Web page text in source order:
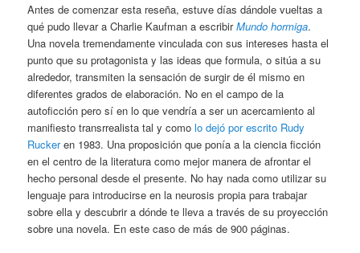
Antes de comenzar esta reseña, estuve días dándole vueltas a
qué pudo llevar a Charlie Kaufman a escribirMundo hormiga.
Una novela tremendamente vinculada con sus intereses hasta el
punto que su protagonista y las ideas que formula, o sitúa a su
alrededor, transmiten la sensación de surgir de él mismo en
diferentes grados de elaboración. No en el campo de la
autoficción pero sí en lo que vendría a ser un acercamiento al
manifiesto transrrealista tal y comolo dejó por escrito Rudy
Ruckeren 1983. Una proposición que ponía a la ciencia ficción
en el centro de la literatura como mejor manera de afrontar el
hecho personal desde el presente. No hay nada como utilizar su
lenguaje para introducirse en la neurosis propia para trabajar
sobre ella y descubrir a dónde te lleva a través de su proyección
sobre una novela. En este caso de más de 900 páginas.